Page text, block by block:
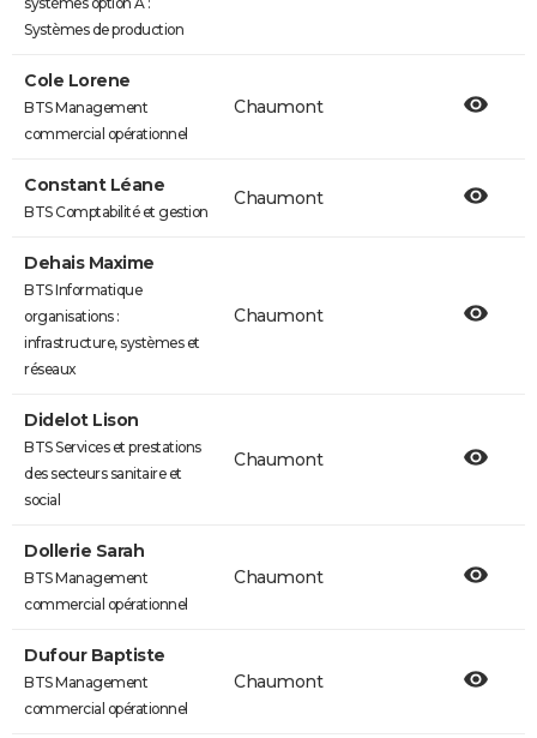
Systèmes de production
Cole Lorene
BTS Management
commercial opérationnel
Chaumont
Constant Léane
BTS Comptabilité et gestion
Chaumont
Dehais Maxime
BTS Informatique
organisations :
infrastructure, systèmes et
réseaux
Chaumont
Didelot Lison
BTS Services et prestations
des secteurs sanitaire et
social
Chaumont
Dollerie Sarah
BTS Management
commercial opérationnel
Chaumont
Dufour Baptiste
BTS Management
commercial opérationnel
Chaumont